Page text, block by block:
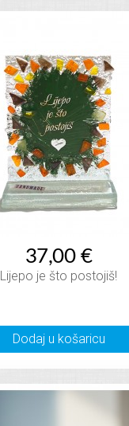
37,00 €
Lijepo je što postojiš!
Dodaj u košaricu